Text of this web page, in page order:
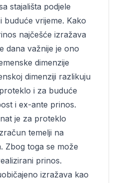
stajališta podjele
vrijeme. Kako
najčešće izražava
dana važnije je ono
dimenzije
dimenziji razlikuju
i za buduće
i ex-ante prinos.
je za proteklo
temelji na
Zbog toga se može
prinos.
izražava kao